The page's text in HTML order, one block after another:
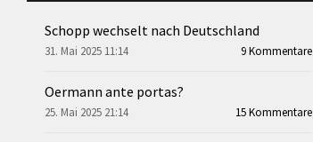
Schopp wechselt nach Deutschland
31. Mai 2025 11:14 9 Kommentare
Oermann ante portas?
25. Mai 2025 21:14 15 Kommentare